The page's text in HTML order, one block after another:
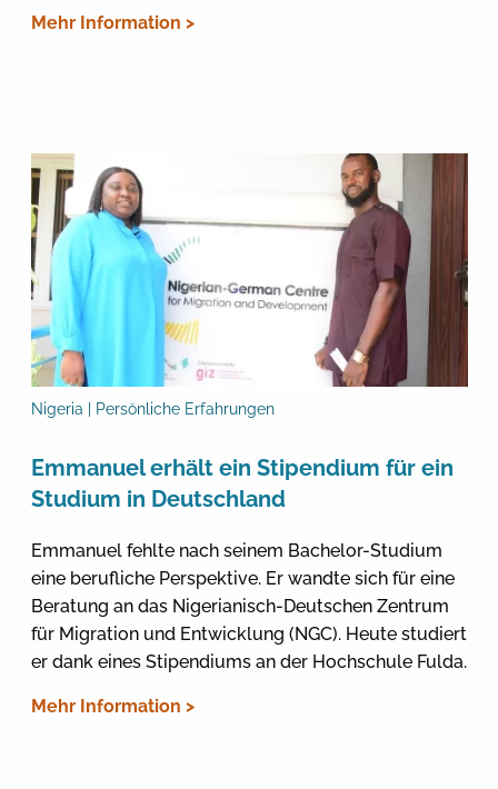
Mehr Information >
Nigeria | Persönliche Erfahrungen
Emmanuel erhält ein Stipendium für ein
Studium in Deutschland
Emmanuel fehlte nach seinem Bachelor-Studium
eine berufliche Perspektive. Er wandte sich für eine
Beratung an das Nigerianisch-Deutschen Zentrum
für Migration und Entwicklung (NGC). Heute studiert
er dank eines Stipendiums an der Hochschule Fulda.
Mehr Information >